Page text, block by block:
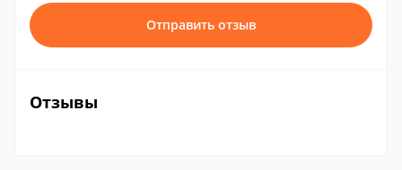
Отправить отзыв
Отзывы